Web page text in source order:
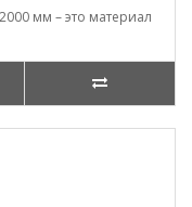
мм – это материал